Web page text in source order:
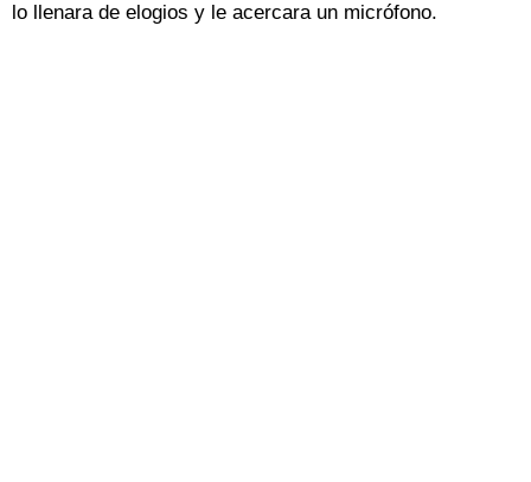
lo llenara de elogios y le acercara un micrófono.